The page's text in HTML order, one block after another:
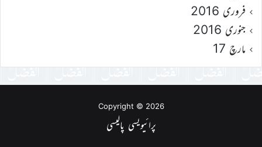
فروری 2016
جنوری 2016
مارچ 17
Copyright © 2026
پرائیویسی پالیسی